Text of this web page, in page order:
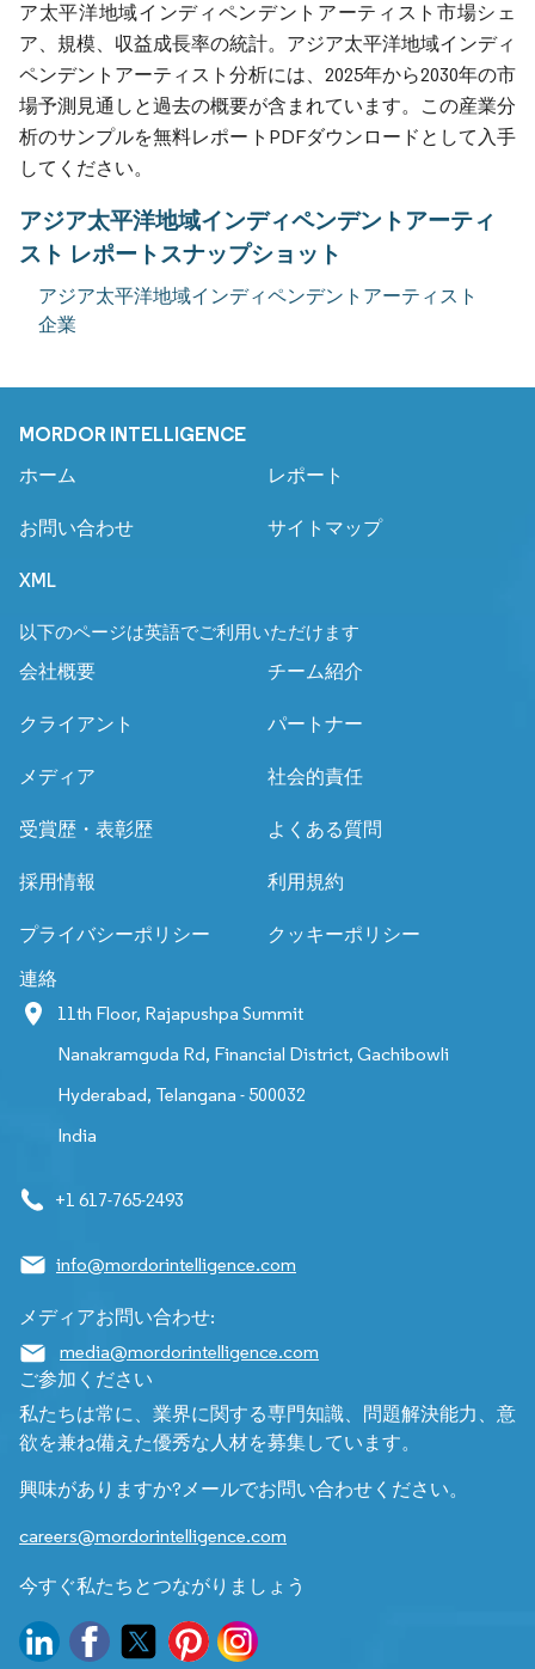
ア太平洋地域インディペンデントアーティスト市場シェ
ア、規模、収益成長率の統計。アジア太平洋地域インディ
ペンデントアーティスト分析には、2025年から2030年の市
場予測見通しと過去の概要が含まれています。この産業分
析のサンプルを無料レポートPDFダウンロードとして入手
してください。
アジア太平洋地域インディペンデントアーティ
スト レポートスナップショット
アジア太平洋地域インディペンデントアーティスト
企業
MORDOR INTELLIGENCE
ホーム レポート
お問い合わせ サイトマップ
XML
以下のページは英語でご利用いただけます
会社概要
チーム紹介
クライアント パートナー
メディア 社会的責任
受賞歴・表彰歴 よくある質問
採用情報 利用規約
プライバシーポリシー クッキーポリシー
連絡
11th Floor, Rajapushpa Summit
Nanakramguda Rd, Financial District, Gachibowli
Hyderabad, Telangana - 500032
India
+1 617-765-2493
info@mordorintelligence.com
メディアお問い合わせ:
media@mordorintelligence.com
ご参加ください
私たちは常に、業界に関する専門知識、問題解決能力、意
欲を兼ね備えた優秀な人材を募集しています。
興味がありますか?メールでお問い合わせください。
careers@mordorintelligence.com
今すぐ私たちとつながりましょう